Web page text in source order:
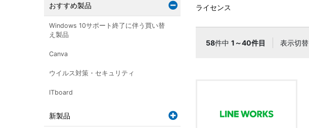
ライセンス
58件中 1～40件目 表示切替
おすすめ製品
Windows 10サポート終了に伴う買い替
え製品
Canva
ウイルス対策・セキュリティ
ITboard
新製品